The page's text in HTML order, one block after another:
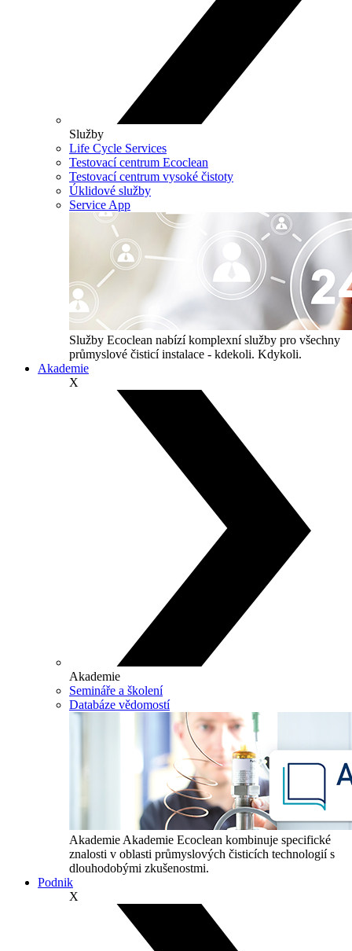
Služby
Life Cycle Services
Testovací centrum Ecoclean
Testovací centrum vysoké čistoty
Úklidové služby
Service App
Služby Ecoclean nabízí komplexní služby pro všechny
průmyslové čisticí instalace - kdekoli. Kdykoli.
Akademie
X
Akademie
Semináře a školení
Databáze vědomostí
Akademie Akademie Ecoclean kombinuje specifické
znalosti v oblasti průmyslových čisticích technologií s
dlouhodobými zkušenostmi.
Podnik
X